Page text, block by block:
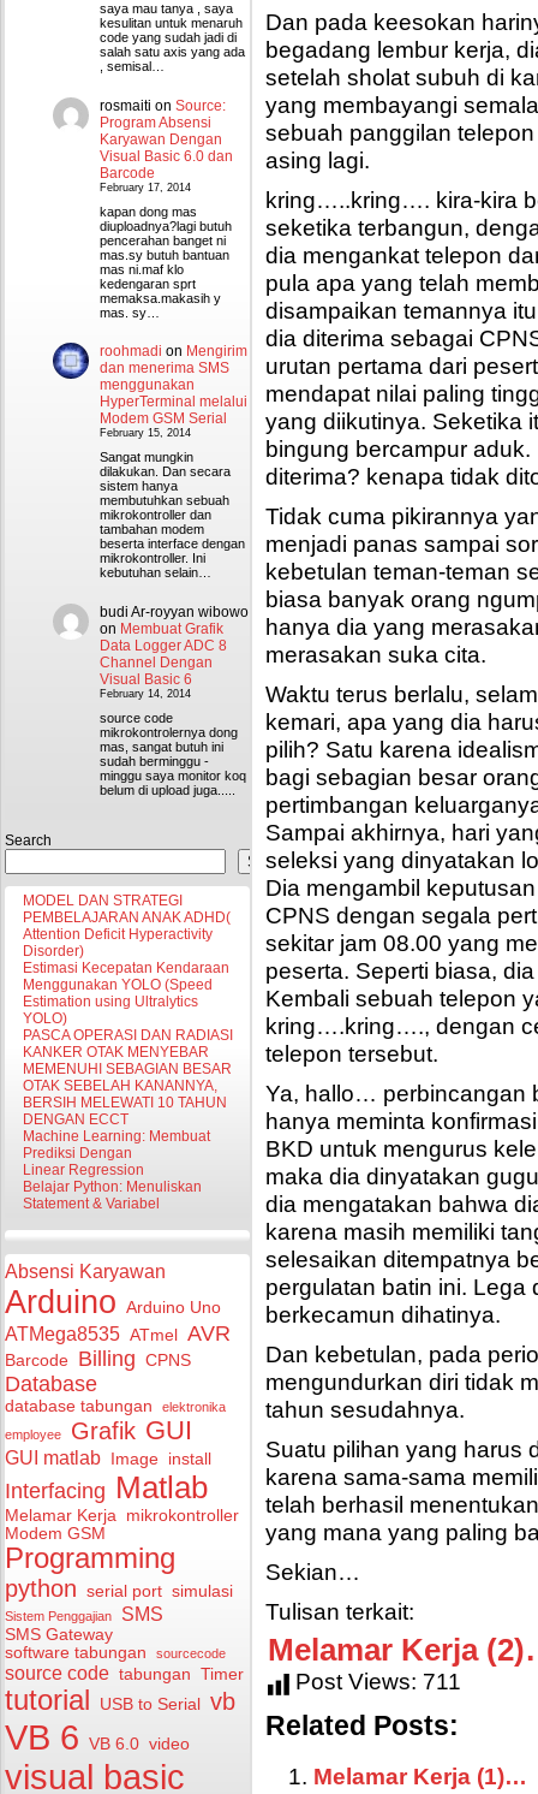
saya mau tanya , saya
kesulitan untuk menaruh
code yang sudah jadi di
salah satu axis yang ada
, semisal…
rosmaiti on Source:
Program Absensi
Karyawan Dengan
Visual Basic 6.0 dan
Barcode
February 17, 2014
kapan dong mas
diuploadnya?lagi butuh
pencerahan banget ni
mas.sy butuh bantuan
mas ni.maf klo
kedengaran sprt
memaksa.makasih y
mas. sy…
roohmadi on Mengirim
dan menerima SMS
menggunakan
HyperTerminal melalui
Modem GSM Serial
February 15, 2014
Sangat mungkin
dilakukan. Dan secara
sistem hanya
membutuhkan sebuah
mikrokontroller dan
tambahan modem
beserta interface dengan
mikrokontroller. Ini
kebutuhan selain…
budi Ar-royyan wibowo
on Membuat Grafik
Data Logger ADC 8
Channel Dengan
Visual Basic 6
February 14, 2014
source code
mikrokontrolernya dong
mas, sangat butuh ini
sudah berminggu -
minggu saya monitor koq
belum di upload juga.....
Search
Search
MODEL DAN STRATEGI
PEMBELAJARAN ANAK ADHD(
Attention Deficit Hyperactivity
Disorder)
Estimasi Kecepatan Kendaraan
Menggunakan YOLO (Speed
Estimation using Ultralytics
YOLO)
PASCA OPERASI DAN RADIASI
KANKER OTAK MENYEBAR
MEMENUHI SEBAGIAN BESAR
OTAK SEBELAH KANANNYA,
BERSIH MELEWATI 10 TAHUN
DENGAN ECCT
Machine Learning: Membuat
Prediksi Dengan
Linear Regression
Belajar Python: Menuliskan
Statement & Variabel
Absensi Karyawan
Arduino Arduino Uno
ATMega8535 ATmel AVR
Barcode Billing CPNS
Database
database tabungan
elektronika
employee
Grafik GUI
GUI matlab Image install
Interfacing Matlab
Melamar Kerja mikrokontroller
Modem GSM
Programming
python serial port simulasi
Sistem Penggajian SMS
SMS Gateway
software tabungan
sourcecode
source code tabungan Timer
tutorial USB to Serial vb
VB 6 VB 6.0 video
visual basic
Dan pada keesokan
begadang lembur kerja,
setelah sholat subuh di
yang membayangi
sebuah panggilan
asing lagi.
kring…..kring…. kira-kira
seketika terbangun,
dia mengankat telepon
pula apa yang telah
disampaikan temannya
dia diterima sebagai
urutan pertama dari
mendapat nilai paling
yang diikutinya. Seketika
bingung bercampur
diterima? kenapa tidak
Tidak cuma pikirannya
menjadi panas sampai
kebetulan teman-teman
biasa banyak orang
hanya dia yang
merasakan suka cita.
Waktu terus berlalu,
kemari, apa yang dia
pilih? Satu karena
bagi sebagian besar
pertimbangan
Sampai akhirnya, hari
seleksi yang dinyatakan
Dia mengambil
CPNS dengan segala
sekitar jam 08.00 yang
peserta. Seperti biasa,
Kembali sebuah telepon
kring….kring…., dengan
telepon tersebut.
Ya, hallo… perbincangan
hanya meminta
BKD untuk mengurus
maka dia dinyatakan
dia mengatakan bahwa
karena masih memiliki
selesaikan ditempatnya
pergulatan batin ini.
berkecamun dihatinya.
Dan kebetulan, pada
mengundurkan diri tidak
tahun sesudahnya.
Suatu pilihan yang harus
karena sama-sama
telah berhasil
yang mana yang paling
Sekian…
Tulisan terkait:
Melamar Kerja
Post Views: 711
Related Posts:
Melamar Kerja (1)…